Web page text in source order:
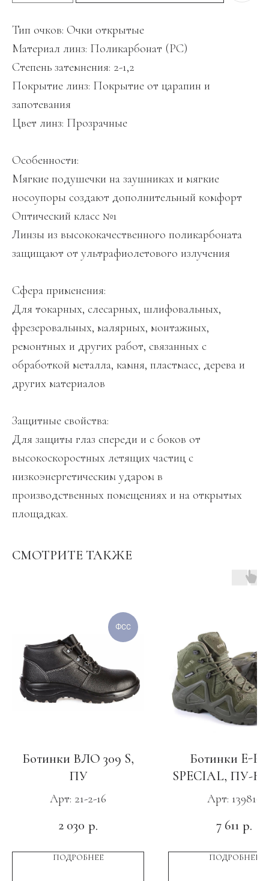
Тип очков: Очки открытые
Материал линз: Поликарбонат (PC)
Степень затемнения: 2-1,2
Покрытие линз: Покрытие от царапин и
запотевания
Цвет линз: Прозрачные
Особенности:
Мягкие подушечки на заушниках и мягкие
носоупоры создают дополнительный комфорт
Оптический класс №1
Линзы из высококачественного поликарбоната
защищают от ультрафиолетового излучения
Сфера применения:
Для токарных, слесарных, шлифовальных,
фрезеровальных, малярных, монтажных,
ремонтных и других работ, связанных с
обработкой металла, камня, пластмасс, дерева и
других материалов
Защитные свойства:
Для защиты глаз спереди и с боков от
высокоскоростных летящих частиц с
низкоэнергетическим ударом в
производственных помещениях и на открытых
площадках.
СМОТРИТЕ ТАКЖЕ
ФСС
Ботинки ВЛО 309 S,
ПУ
Арт: 21-2-16
2 030 р.
ПОДРОБНЕЕ
Ботинки E-
SPECIAL, ПУ-
с КС
Арт: 139816
7 611 р.
ПОДРОБНЕЕ